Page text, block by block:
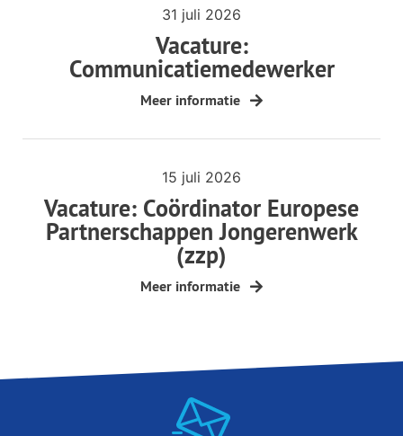
Vacature:
Communicatiemedewerker
31 juli 2026
Meer informatie
Vacature: Coördinator Europese
Partnerschappen Jongerenwerk
(zzp)
15 juli 2026
Meer informatie